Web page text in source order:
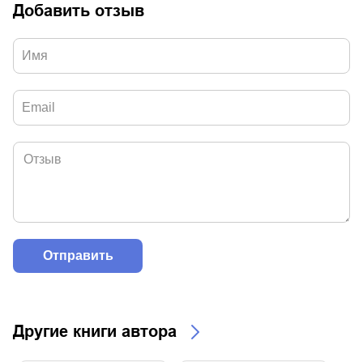
Добавить отзыв
Другие книги автора